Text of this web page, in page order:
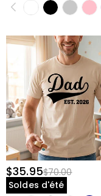
$35.95$70.00
Soldes d'été